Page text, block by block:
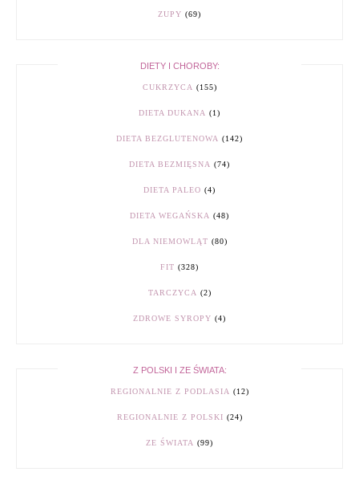
ZUPY (69)
DIETY I CHOROBY:
CUKRZYCA (155)
DIETA DUKANA (1)
DIETA BEZGLUTENOWA (142)
DIETA BEZMIĘSNA (74)
DIETA PALEO (4)
DIETA WEGAŃSKA (48)
DLA NIEMOWLĄT (80)
FIT (328)
TARCZYCA (2)
ZDROWE SYROPY (4)
Z POLSKI I ZE ŚWIATA:
REGIONALNIE Z PODLASIA (12)
REGIONALNIE Z POLSKI (24)
ZE ŚWIATA (99)